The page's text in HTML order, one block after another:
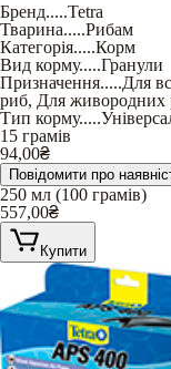
Бренд.....Tetra
Тварина.....Рибам
Категорія.....Корм
Вид корму.....Гранули
Призначення.....Для
риб, Для живородних
Тип корму.....
15 грамів
94,00₴
Повідомити про
250 мл (100 грамів)
557,00₴
Купити